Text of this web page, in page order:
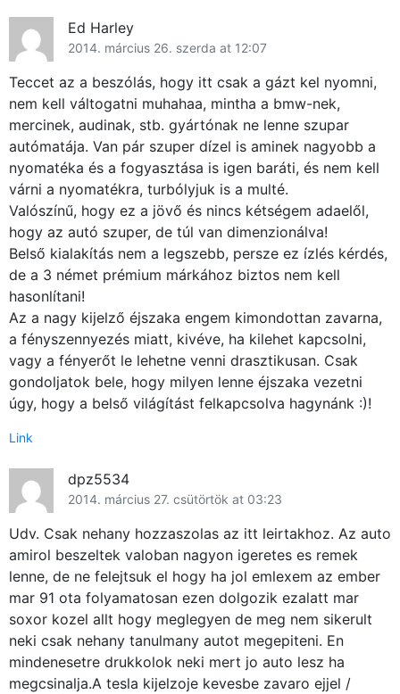
Ed Harley
2014. március 26. szerda at 12:07
Teccet az a beszólás, hogy itt csak a gázt kel nyomni,
nem kell váltogatni muhahaa, mintha a bmw-nek,
mercinek, audinak, stb. gyártónak ne lenne szupar
autómatája. Van pár szuper dízel is aminek nagyobb a
nyomatéka és a fogyasztása is igen baráti, és nem kell
várni a nyomatékra, turbólyjuk is a multé.
Valószínű, hogy ez a jövő és nincs kétségem adaelől,
hogy az autó szuper, de túl van dimenzionálva!
Belső kialakítás nem a legszebb, persze ez ízlés kérdés,
de a 3 német prémium márkához biztos nem kell
hasonlítani!
Az a nagy kijelző éjszaka engem kimondottan zavarna,
a fényszennyezés miatt, kivéve, ha kilehet kapcsolni,
vagy a fényerőt le lehetne venni drasztikusan. Csak
gondoljatok bele, hogy milyen lenne éjszaka vezetni
úgy, hogy a belső világítást felkapcsolva hagynánk :)!
Link
dpz5534
2014. március 27. csütörtök at 03:23
Udv. Csak nehany hozzaszolas az itt leirtakhoz. Az auto
amirol beszeltek valoban nagyon igeretes es remek
lenne, de ne felejtsuk el hogy ha jol emlexem az ember
mar 91 ota folyamatosan ezen dolgozik ezalatt mar
soxor kozel allt hogy meglegyen de meg nem sikerult
neki csak nehany tanulmany autot megepiteni. En
mindenesetre drukkolok neki mert jo auto lesz ha
megcsinalja.A tesla kijelzoje kevesbe zavaro ejjel /